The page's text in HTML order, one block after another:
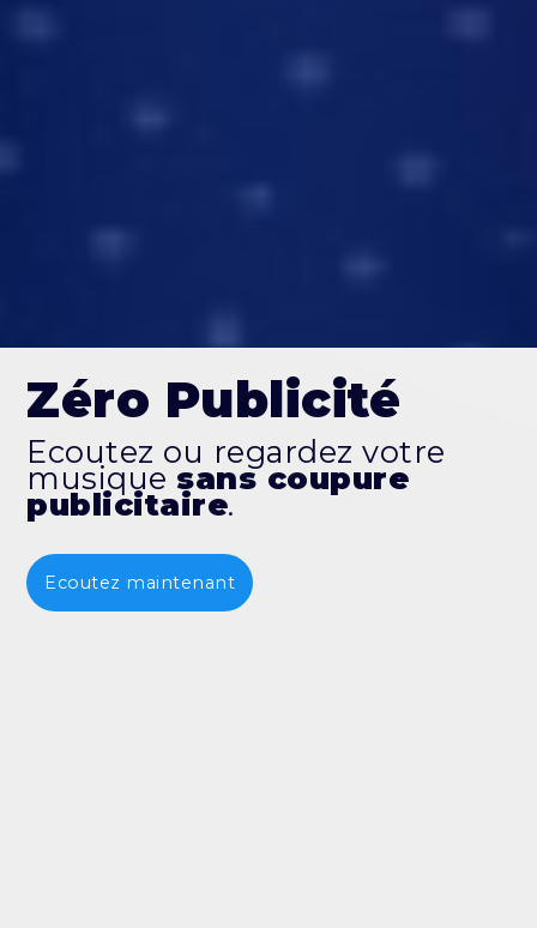
Zéro Publicité
Ecoutez ou regardez votre
musique sans coupure
publicitaire.
Ecoutez maintenant